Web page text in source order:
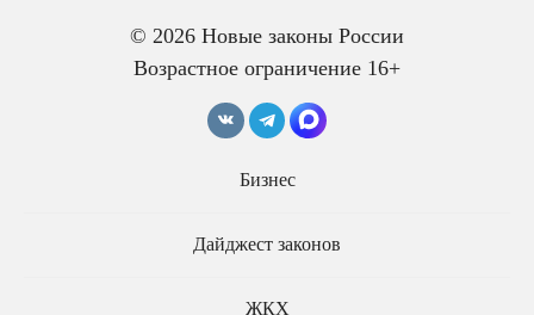
налогового вычета
хотят увеличить
Будут отменены
отдельные платежи
при изменении
служебного паспортов
© 2026 Новые законы России
Возрастное ограничение 16+
Бизнес
Дайджест законов
ЖКХ